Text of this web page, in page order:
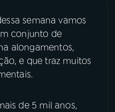
semana vamos
conjunto de
alongamentos,
e que traz muitos
de 5 mil anos,